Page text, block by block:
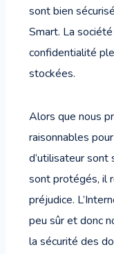
sont bien
Smart. La
confidentialité
stockées.
Alors que nous
raisonnables
d’utilisateur
sont protégés, il
préjudice.
peu sûr et donc
la sécurité des